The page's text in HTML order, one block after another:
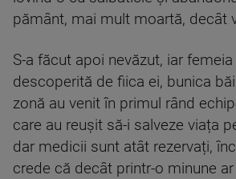
pământ, mai mult moartă, decât
S-a făcut apoi nevăzut, iar
descoperită de fiica ei, bunica
zonă au venit în primul rând
care au reușit să-i salveze viața
dar medicii sunt atât rezervați,
crede că decât printr-o minune